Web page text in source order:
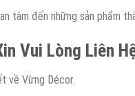
tâm đến những sản phẩm
Vui Lòng Liên
về Vừng Décor.